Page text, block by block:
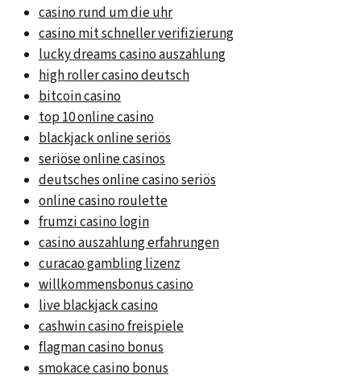
casino rund um die uhr
casino mit schneller verifizierung
lucky dreams casino auszahlung
high roller casino deutsch
bitcoin casino
top 10 online casino
blackjack online seriös
seriöse online casinos
deutsches online casino seriös
online casino roulette
frumzi casino login
casino auszahlung erfahrungen
curacao gambling lizenz
willkommensbonus casino
live blackjack casino
cashwin casino freispiele
flagman casino bonus
smokace casino bonus